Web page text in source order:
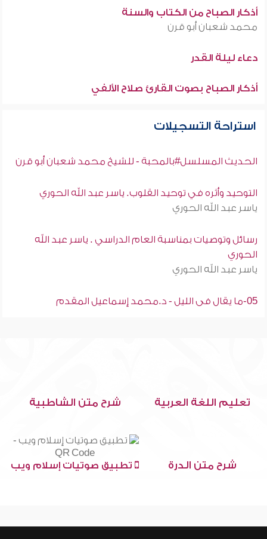
أذكار الصباح من الكتاب والسنة
محمد شعبان أبو قرن
دعاء ليلة القدر
أذكار الصباح بصوت القارئ صلاح الألفي
استراحة التسجيلات
الحديث المسلسل#بالمحبة - للشيخ محمد شعبان أبو قرن
التوحيد وأثره في توحيد القلوب. ياسر عبد الله الحوري
ياسر عبد الله الحوري
رسائل وتوصيات بمناسبة العام الدراسي . ياسر عبد الله
الحوري
ياسر عبد الله الحوري
05-ما يقال فى الليل - د.محمد إسماعيل المقدم
تعليم اللغة العربية شرح متن الشاطبية
شرح متن الدرة تطبيق صوتيات إسلام ويب